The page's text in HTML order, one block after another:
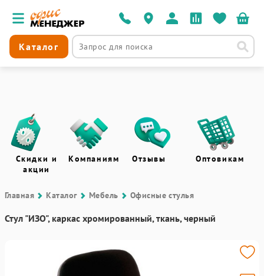
Каталог
Скидки и
акции
Компаниям Отзывы Оптовикам
Главная Каталог Мебель Офисные стулья
Стул "ИЗО", каркас хромированный, ткань, черный